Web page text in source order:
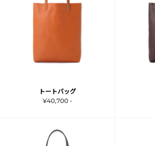
トートバッグ
¥40,700 -